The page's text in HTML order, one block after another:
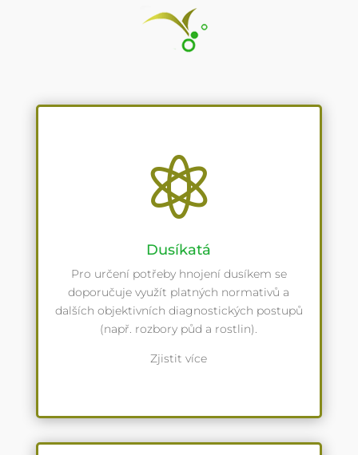

Dusíkatá
Pro určení potřeby hnojení dusíkem se
doporučuje využít platných normativů a
dalších objektivních diagnostických postupů
(např. rozbory půd a rostlin).
Zjistit více